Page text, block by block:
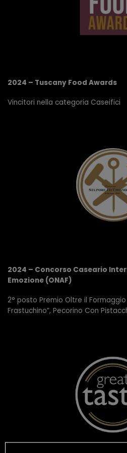
2024 – Tuscany Food Awards
Vincitori nella categoria Caseifici
2024 – Concorso Caseario
Emozione (ONAF)
2° posto Premio Oltre il
Frastuchino”, Pecorino Con